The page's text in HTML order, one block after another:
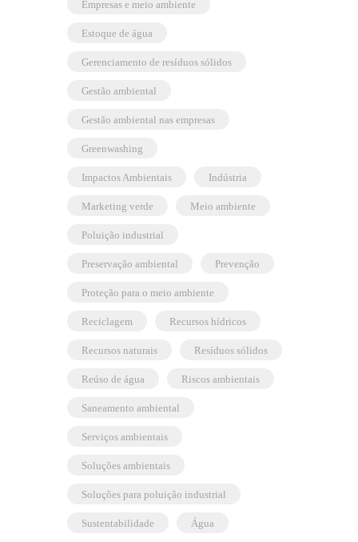
empresas e meio ambiente
estoque de água
gerenciamento de resíduos sólidos
gestão ambiental
gestão ambiental nas empresas
greenwashing
Impactos Ambientais indústria
marketing verde meio ambiente
poluição industrial
preservação ambiental prevenção
proteção para o meio ambiente
reciclagem recursos hídricos
recursos naturais resíduos sólidos
reúso de água riscos ambientais
saneamento ambiental
serviços ambientais
soluções ambientais
soluções para poluição industrial
sustentabilidade água